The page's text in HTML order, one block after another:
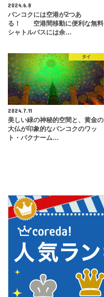
2024.6.8
バンコクには空港が2つあ
る！ 空港間移動に便利な無料
シャトルバスには余…
タイ
2024.7.11
美しい緑の神秘的空間と、黄金の
大仏が印象的なバンコクのワッ
ト・パクナーム…